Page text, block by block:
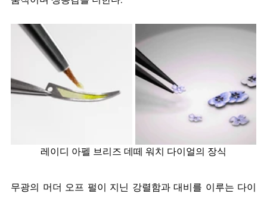
레이디 아펠 브리즈 데떼 워치 다이얼의 장식
무광의 머더 오프 펄이 지닌 강렬함과 대비를 이루는 다이